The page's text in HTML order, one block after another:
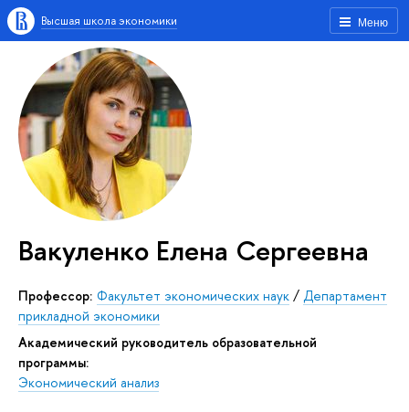
Меню
Высшая школа экономики
Вакуленко Елена Сергеевна
Профессор: Факультет экономических наук / Департамент
прикладной экономики
Академический руководитель образовательной
программы:
Экономический анализ